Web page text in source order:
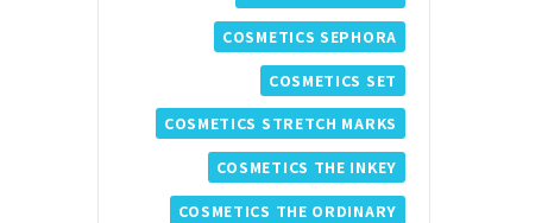
COSMETICS SEPHORA
COSMETICS SET
COSMETICS STRETCH MARKS
COSMETICS THE INKEY
COSMETICS THE ORDINARY